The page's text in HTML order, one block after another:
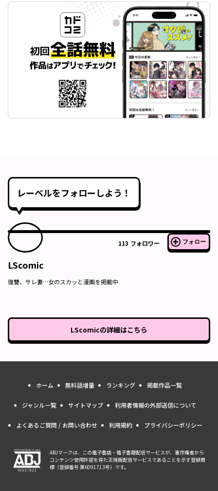
レーベルをフォローしよう！
113 フォロワー フォロー
LScomic
復讐、サレ妻…女のスカッと漫画を掲載中
LScomicの詳細はこちら
ホーム 無料話増量 ランキング 掲載作品一覧
ジャンル一覧 サイトマップ 利用者情報の外部送信について
よくあるご質問 / お問い合わせ 利用規約 プライバシーポリシー
ABJマークは、この電子書店・電子書籍配信サービスが、著作権者から
コンテンツ使用許諾を得た正規版配信サービスであることを示す登録商
標（登録番号 第6091713号）です。